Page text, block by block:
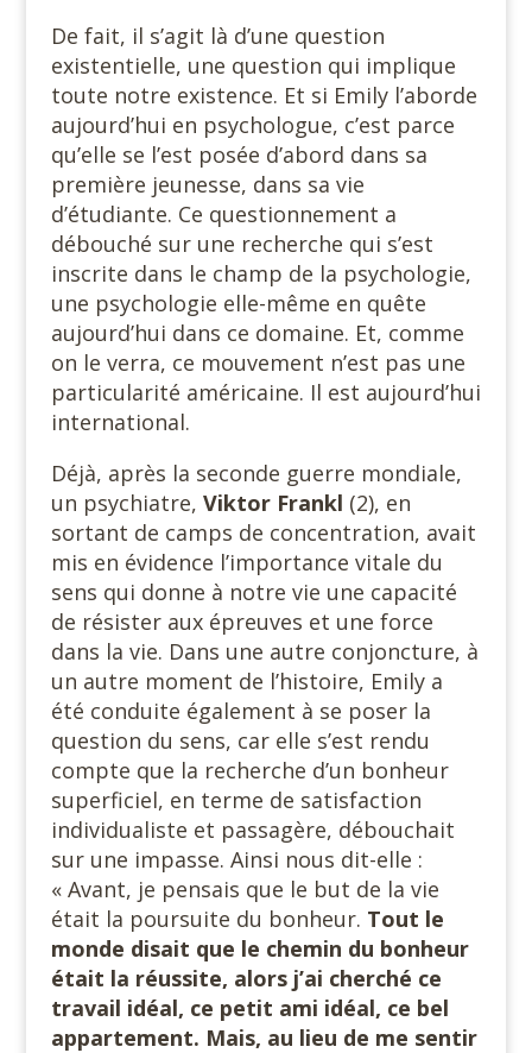
De fait, il s’agit là d’une question
existentielle, une question qui implique
toute notre existence. Et si Emily l’aborde
aujourd’hui en psychologue, c’est parce
qu’elle se l’est posée d’abord dans sa
première jeunesse, dans sa vie
d’étudiante. Ce questionnement a
débouché sur une recherche qui s’est
inscrite dans le champ de la psychologie,
une psychologie elle-même en quête
aujourd’hui dans ce domaine. Et, comme
on le verra, ce mouvement n’est pas une
particularité américaine. Il est aujourd’hui
international.
Déjà, après la seconde guerre mondiale,
un psychiatre, Viktor Frankl (2), en
sortant de camps de concentration, avait
mis en évidence l’importance vitale du
sens qui donne à notre vie une capacité
de résister aux épreuves et une force
dans la vie. Dans une autre conjoncture, à
un autre moment de l’histoire, Emily a
été conduite également à se poser la
question du sens, car elle s’est rendu
compte que la recherche d’un bonheur
superficiel, en terme de satisfaction
individualiste et passagère, débouchait
sur une impasse. Ainsi nous dit-elle :
« Avant, je pensais que le but de la vie
était la poursuite du bonheur. Tout le
monde disait que le chemin du bonheur
était la réussite, alors j’ai cherché ce
travail idéal, ce petit ami idéal, ce bel
appartement. Mais, au lieu de me sentir